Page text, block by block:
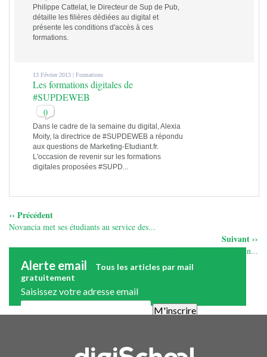
Philippe Cattelat, le Directeur de Sup de Pub,
détaille les filières dédiées au digital et
présente les conditions d'accès à ces
formations.
13 Février 2013 |Formations
Les formations digitales de
#SUPDEWEB
0
Dans le cadre de la semaine du digital, Alexia
Moity, la directrice de #SUPDEWEB a répondu
aux questions de Marketing-Etudiant.fr.
L'occasion de revenir sur les formations
digitales proposées #SUPD...
‹‹ Précédent
Novancia met ses étudiants au service des...
Suivant ››
IONIS Group réunit ses écoles toulousain...
Alerte email
Tous les articles par mail
gratuitement
Saisissez votre adresse email
désinscrire facilement. Aucune publicité.